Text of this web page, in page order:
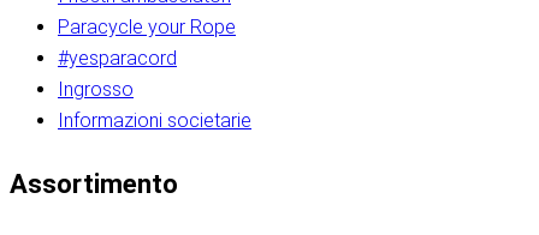
Paracycle your Rope
#yesparacord
Ingrosso
Informazioni societarie​​​​‌ ‍ ​‍​‍‌‍ ‌ ​‍‌‍‍‌‌‍‌ ‌‍‍‌‌‍ ‍​‍​‍​ ‍‍​‍​‍‌ ​ ‌‍​‌‌‍ ‍‌‍‍‌‌ ‌​‌ ‍‌​‍ ‍‌‍‍‌‌‍ ​‍​‍​‍ ​​‍​‍‌‍‍​‌ ​‍‌‍‌‌‌‍‌‍​‍​‍​ ‍‍​‍​‍‌‍‍​‌ ‌​‌ ‌​‌ ​​‌ ​ ​ ‍‍​‍ ​‍ ‌ ​​‌‍​‌‌ ​‍‌‍​‌‌‍​ ‌‍ ‌ ​‍‌‍‌​​‍ ‍‌ ​ ‌‍​‌‌‍ ‍‌‍‍‌‌ ‌​‌ ‍‌​‍ ‍‌ ​ ‌ ‌​‌ ‌‌‌‍‌​‌‍‍‌‌‍ ​‍ ‌‍‍‌‌‍ ‍‌ ‌​‌‍‌‌‌‍ ‍‌ ‌​​‍ ‌‍‌‌‌‍‌​‌‍‍‌‌ ‌​​‍ ‌‍ ‌‌‍ ‌‍‌​‌‍‌‌​ ‌‌ ​​‌ ​‍‌‍‌‌‌ ​ ‌‍‌‌‌‍ ‍‌ ‌​‌‍​‌‌ ‌​‌‍‍‌‌‍ ‌‍ ‍​ ‍ ‌‍‍‌‌‍‌​​ ‌‌‍‌‍‌‍ ‌‍ ‌ ‌​‌‍‌‌‌ ​‍​‍ ‌‌‍​‍‌ ​‍‌‍​‌‌‍ ‍‌‍‌​​‍ ‌‌‍‍‌‌‍ ‌‌ ​​‌ ​‍‌‍‍‌‌‍ ‍‌ ‌​​ ‍ ‌ ‌​‌ ‍‌‌ ​​‌‍‌‌​ ‌‌ ‌​‌ ​‍‌‍​‌‌‍ ‍‌ ​ ‌‍ ​‌‍​‌‌ ‌​‌‍‌‌‌‍‌​​‍ ‌‌‍ ‌‌‍‌‌‌ ​ ‌ ​ ‌‍​‌‌‍‌ ‌‍‌‌​ ‍ ‌ ​​‌‍​‌‌ ‌​‌‍‍​​ ‌‌ ‌‍‌‍​‌‌‍ ​‌ ‌‌‌‍‌‌​‍ ‍‌‍‍‌‌ ‌​‌‌ ‌​‍‌‌‌‌​​ ‌‍​‍‌‍​‌‌ ​ ‌‍‌‌‌‌‌‌‌ ​‍‌‍ ​​ ‌‌‍‍​‌ ‌​‌ ‌​‌ ​​‌ ​ ​‍‌‌​ ​ ‌​​‌​‍‌‌​ ​‍‌​‌‍​‍‌‌​ ​‍‌​‌‍‌ ​​‌‍​‌‌ ​‍‌‍​‌‌‍​ ‌‍ ‌ ​‍‌‍‌​​‍ ‍‌ ​ ‌‍​‌‌‍ ‍‌‍‍‌‌ ‌​‌ ‍‌​‍ ‍‌ ​ ‌ ‌​‌ ‌‌‌‍‌​‌‍‍‌‌‍ ​‍‌‍‌‍‍‌‌‍‌​​ ‌‌‍‌‍‌‍ ‌‍ ‌ ‌​‌‍‌‌‌ ​‍​‍ ‌‌‍​‍‌ ​‍‌‍​‌‌‍ ‍‌‍‌​​‍ ‌‌‍‍‌‌‍ ‌‌ ​​‌ ​‍‌‍‍‌‌‍ ‍‌ ‌​​‍‌‍‌ ‌​‌ ‍‌‌ ​​‌‍‌‌​ ‌‌ ‌​‌ ​‍‌‍​‌‌‍ ‍‌ ​ ‌‍ ​‌‍​‌‌ ‌​‌‍‌‌‌‍‌​​‍ ‌‌‍ ‌‌‍‌‌‌ ​ ‌ ​ ‌‍​‌‌‍‌ ‌‍‌‌​‍‌‍‌ ​​‌‍​‌‌ ‌​‌‍‍​​ ‌‌ ‌‍‌‍​‌‌‍ ​‌ ‌‌‌‍‌‌​‍ ‍‌‍‍‌‌ ‌​‌‌ ‌​‍‌‌‌‌​​‍‌‍‌ ​​‌‍‌‌‌ ​‍‌ ​ ‌ ​​‌‍‌‌‌‍​ ‌ ‌​‌‍‍‌‌ ‌‍‌‍‌‌​ ‌‌ ​​‌ ‌‌‌‍​‍‌‍ ​‌‍‍‌‌ ​ ‌‍‍​‌‍‌‌‌‍‌​​‍​‍‌ ‌​​​​‌ ‍ ​‍​‍‌‍ ‌ ​‍‌‍‍‌‌‍‌ ‌‍‍‌‌‍ ‍​‍​‍​ ‍‍​‍​‍‌ ​ ‌‍​‌‌‍ ‍‌‍‍‌‌ ‌​‌ ‍‌​‍ ‍‌‍‍‌‌‍ ​‍​‍​‍ ​​‍​‍‌‍‍​‌ ​‍‌‍‌‌‌‍‌‍​‍​‍​ ‍‍​‍​‍‌‍‍​‌ ‌​‌ ‌​‌ ​​‌ ​ ​ ‍‍​‍ ​‍ ‌ ​​‌‍​‌‌ ​‍‌‍​‌‌‍​ ‌‍ ‌ ​‍‌‍‌​​‍ ‍‌ ​ ‌‍​‌‌‍ ‍‌‍‍‌‌ ‌​‌ ‍‌​‍ ‍‌ ​ ‌ ‌​‌ ‌‌‌‍‌​‌‍‍‌‌‍ ​‍ ‌‍‍‌‌‍ ‍‌ ‌​‌‍‌‌‌‍ ‍‌ ‌​​‍ ‌‍‌‌‌‍‌​‌‍‍‌‌ ‌​​‍ ‌‍ ‌‌‍ ‌‍‌​‌‍‌‌​ ‌‌ ​​‌ ​‍‌‍‌‌‌ ​ ‌‍‌‌‌‍ ‍‌ ‌​‌‍​‌‌ ‌​‌‍‍‌‌‍ ‌‍ ‍​ ‍ ‌‍‍‌‌‍‌​​ ‌‌‍‌‍‌‍ ‌‍ ‌ ‌​‌‍‌‌‌ ​‍​‍ ‌‌‍​‍‌ ​‍‌‍​‌‌‍ ‍‌‍‌​​‍ ‌‌‍‍‌‌‍ ‌‌ ​​‌ ​‍‌‍‍‌‌‍ ‍‌ ‌​​ ‍ ‌ ‌​‌ ‍‌‌ ​​‌‍‌‌​ ‌‌ ‌​‌ ​‍‌‍​‌‌‍ ‍‌ ​ ‌‍ ​‌‍​‌‌ ‌​‌‍‌‌‌‍‌​​‍ ‌‌‍ ‌‌‍‌‌‌ ​ ‌ ​ ‌‍​‌‌‍‌ ‌‍‌‌​ ‍ ‌ ​​‌‍​‌‌ ‌​‌‍‍​​ ‌‌ ‌‍‌‍​‌‌‍ ​‌ ‌‌‌‍‌‌​‍ ‍‌‍‍‌‌ ‌​‌‌ ‌​‍‌‌‌‌​​ ‌‍​‍‌‍​‌‌ ​ ‌‍‌‌‌‌‌‌‌ ​‍‌‍ ​​ ‌‌‍‍​‌ ‌​‌ ‌​‌ ​​‌ ​ ​‍‌‌​ ​ ‌​​‌​‍‌‌​ ​‍‌​‌‍​‍‌‌​ ​‍‌​‌‍‌ ​​‌‍​‌‌ ​‍‌‍​‌‌‍​ ‌‍ ‌ ​‍‌‍‌​​‍ ‍‌ ​ ‌‍​‌‌‍ ‍‌‍‍‌‌ ‌​‌ ‍‌​‍ ‍‌ ​ ‌ ‌​‌ ‌‌‌‍‌​‌‍‍‌‌‍ ​‍‌‍‌‍‍‌‌‍‌​​ ‌‌‍‌‍‌‍ ‌‍ ‌ ‌​‌‍‌‌‌ ​‍​‍ ‌‌‍​‍‌ ​‍‌‍​‌‌‍ ‍‌‍‌​​‍ ‌‌‍‍‌‌‍ ‌‌ ​​‌ ​‍‌‍‍‌‌‍ ‍‌ ‌​​‍‌‍‌ ‌​‌ ‍‌‌ ​​‌‍‌‌​ ‌‌ ‌​‌ ​‍‌‍​‌‌‍ ‍‌ ​ ‌‍ ​‌‍​‌‌ ‌​‌‍‌‌‌‍‌​​‍ ‌‌‍ ‌‌‍‌‌‌ ​ ‌ ​ ‌‍​‌‌‍‌ ‌‍‌‌​‍‌‍‌ ​​‌‍​‌‌ ‌​‌‍‍​​ ‌‌ ‌‍‌‍​‌‌‍ ​‌ ‌‌‌‍‌‌​‍ ‍‌‍‍‌‌ ‌​‌‌ ‌​‍‌‌‌‌​​‍‌‍‌ ​​‌‍‌‌‌ ​‍‌ ​ ‌ ​​‌‍‌‌‌‍​ ‌ ‌​‌‍‍‌‌ ‌‍‌‍‌‌​ ‌‌ ​​‌ ‌‌‌‍​‍‌‍ ​‌‍‍‌‌ ​ ‌‍‍​‌‍‌‌‌‍‌​​‍​‍‌ ‌
Assortimento